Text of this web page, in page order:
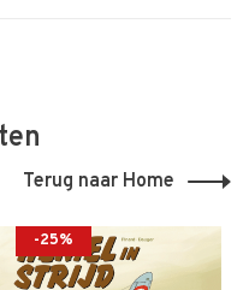
Terug naar Home
-25%